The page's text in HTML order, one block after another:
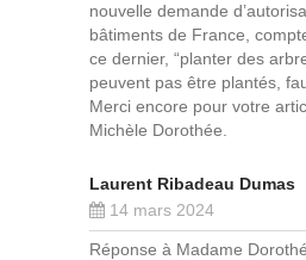
nouvelle demande
bâtiments de France,
ce dernier, “planter des
peuvent pas être plantés,
Merci encore pour votre
Michèle Dorothée.
Laurent Ribadeau Dumas
14 mars 2024
Réponse à Madame